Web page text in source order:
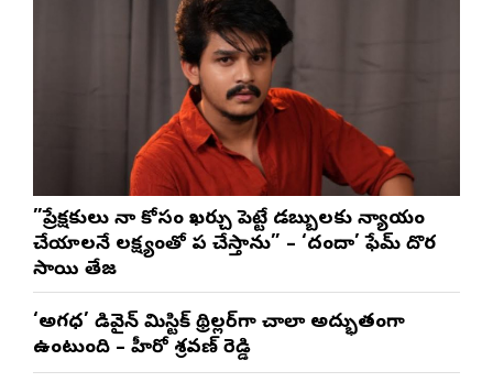
”ప్రేక్షకులు నా కోసం ఖర్చు పెట్టే డబ్బులకు న్యాయం
చేయాలనే లక్ష్యంతో పని చేస్తాను” – ‘దందా’ ఫేమ్ దొర
సాయి తేజ
‘అగధ’ డివైన్ మిస్టిక్ థ్రిల్లర్‌గా చాలా అద్భుతంగా
ఉంటుంది – హీరో శ్రవణ్ రెడ్డి